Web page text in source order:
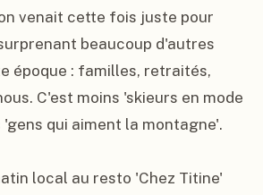
venait cette fois juste pour
beaucoup d'autres
époque : familles, retraités,
C'est moins 'skieurs en mode
qui aiment la montagne'.
local au resto 'Chez Titine'